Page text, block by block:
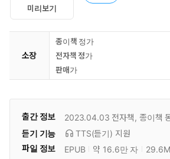
미리보기
소장
종이책 정가
전자책 정가
판매가
출간 정보 2023.04.03 전자책, 종이책
듣기 기능
TTS(듣기) 지원
파일 정보
EPUB 약 16.6만 자